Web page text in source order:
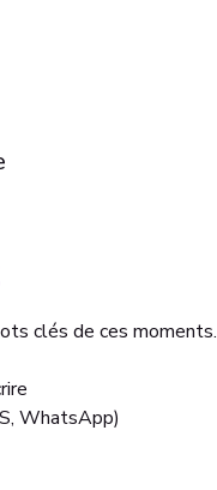
clés de ces moments.
WhatsApp)